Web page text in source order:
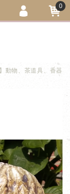
動物、茶道具、香器
0